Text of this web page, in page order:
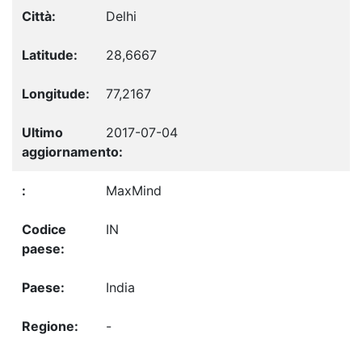
Delhi
28,6667
77,2167
2017-07-04
MaxMind
IN
India
-